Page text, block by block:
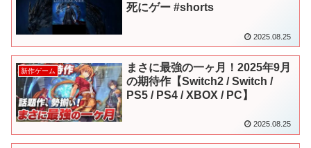
死にゲー #shorts
2025.08.25
新作ゲーム
まさに最強の一ヶ月！2025年9月
の期待作【Switch2 / Switch /
PS5 / PS4 / XBOX / PC】
2025.08.25